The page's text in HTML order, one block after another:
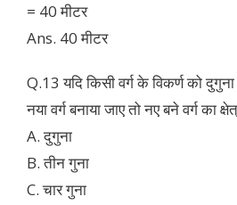
= 40 मीटर
Ans. 40 मीटर
Q.13 यदि किसी वर्ग के विकर्ण को
नया वर्ग बनाया जाए तो नए बने वर्ग का
A. दुगुना
B. तीन गुना
C. चार गुना